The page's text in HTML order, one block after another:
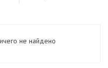
не найдено